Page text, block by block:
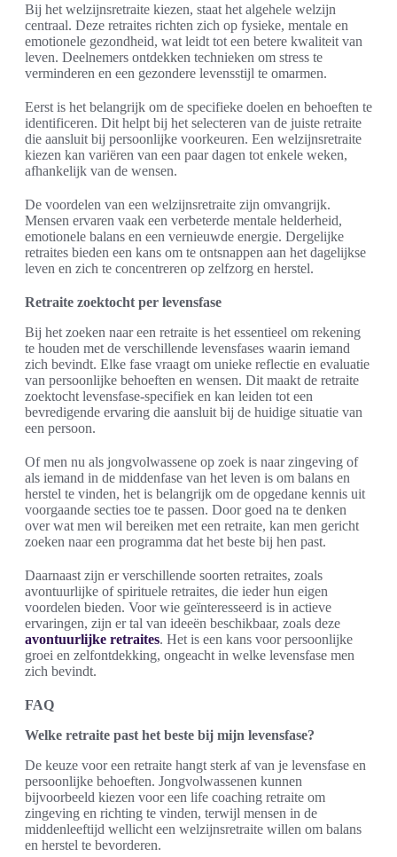
Bij het welzijnsretraite kiezen, staat het algehele welzijn
centraal. Deze retraites richten zich op fysieke, mentale en
emotionele gezondheid, wat leidt tot een betere kwaliteit van
leven. Deelnemers ontdekken technieken om stress te
verminderen en een gezondere levensstijl te omarmen.
Eerst is het belangrijk om de specifieke doelen en behoeften te
identificeren. Dit helpt bij het selecteren van de juiste retraite
die aansluit bij persoonlijke voorkeuren. Een welzijnsretraite
kiezen kan variëren van een paar dagen tot enkele weken,
afhankelijk van de wensen.
De voordelen van een welzijnsretraite zijn omvangrijk.
Mensen ervaren vaak een verbeterde mentale helderheid,
emotionele balans en een vernieuwde energie. Dergelijke
retraites bieden een kans om te ontsnappen aan het dagelijkse
leven en zich te concentreren op zelfzorg en herstel.
Retraite zoektocht per levensfase
Bij het zoeken naar een retraite is het essentieel om rekening
te houden met de verschillende levensfases waarin iemand
zich bevindt. Elke fase vraagt om unieke reflectie en evaluatie
van persoonlijke behoeften en wensen. Dit maakt de retraite
zoektocht levensfase-specifiek en kan leiden tot een
bevredigende ervaring die aansluit bij de huidige situatie van
een persoon.
Of men nu als jongvolwassene op zoek is naar zingeving of
als iemand in de middenfase van het leven is om balans en
herstel te vinden, het is belangrijk om de opgedane kennis uit
voorgaande secties toe te passen. Door goed na te denken
over wat men wil bereiken met een retraite, kan men gericht
zoeken naar een programma dat het beste bij hen past.
Daarnaast zijn er verschillende soorten retraites, zoals
avontuurlijke of spirituele retraites, die ieder hun eigen
voordelen bieden. Voor wie geïnteresseerd is in actieve
ervaringen, zijn er tal van ideeën beschikbaar, zoals deze
avontuurlijke retraites. Het is een kans voor persoonlijke
groei en zelfontdekking, ongeacht in welke levensfase men
zich bevindt.
FAQ
Welke retraite past het beste bij mijn levensfase?
De keuze voor een retraite hangt sterk af van je levensfase en
persoonlijke behoeften. Jongvolwassenen kunnen
bijvoorbeeld kiezen voor een life coaching retraite om
zingeving en richting te vinden, terwijl mensen in de
middenleeftijd wellicht een welzijnsretraite willen om balans
en herstel te bevorderen.